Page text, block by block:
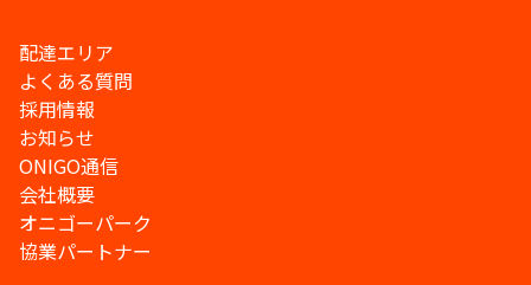
配達エリア
よくある質問
採用情報
お知らせ
ONIGO通信
会社概要
オニゴーパーク
協業パートナー